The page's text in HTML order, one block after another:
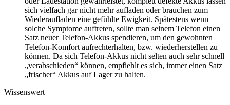
sich vielfach gar nicht mehr aufladen oder brauchen zum
Wiederaufladen eine gefühlte Ewigkeit. Spätestens wenn
solche Symptome auftreten, sollte man seinem Telefon einen
Satz neuer Telefon-Akkus spendieren, um den gewohnten
Telefon-Komfort aufrechterhalten, bzw. wiederherstellen zu
können. Da sich Telefon-Akkus nicht selten auch sehr schnell
„verabschieden“ können, empfiehlt es sich, immer einen Satz
„frischer“ Akkus auf Lager zu halten.
Wissenswert